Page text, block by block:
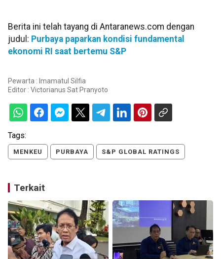
Berita ini telah tayang di Antaranews.com dengan
judul: Purbaya paparkan kondisi fundamental
ekonomi RI saat bertemu S&P
Pewarta : Imamatul Silfia
Editor : Victorianus Sat Pranyoto
Tags:
MENKEU PURBAYA S&P GLOBAL RATINGS
Terkait